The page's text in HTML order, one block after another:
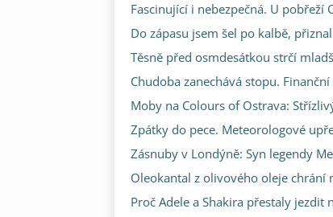
Fascinující i nebezpečná. U
Do zápasu jsem šel po kalbě,
Těsně před osmdesátkou strčí
Chudoba zanechává stopu.
Moby na Colours of Ostrava:
Zpátky do pece. Meteorologové
Zásnuby v Londýně: Syn legendy
Oleokantal z olivového oleje
Proč Adele a Shakira přestaly